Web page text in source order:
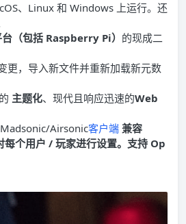
、Linux 和 Windows 上运行。还
（包括 Raspberry Pi） 的现成二
更，导入新文件并重新加载新元数
主题化、现代且响应迅速的Web
Airsonic客户端 兼容
个用户 / 玩家进行设置。 支持 Op